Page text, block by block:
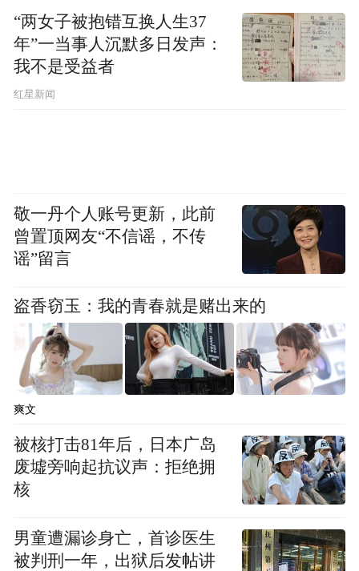
“两女子被抱错互换人生37
年”一当事人沉默多日发声：
我不是受益者
红星新闻
敬一丹个人账号更新，此前
曾置顶网友“不信谣，不传
谣”留言
盗香窃玉：我的青春就是赌出来的
爽文
被核打击81年后，日本广岛
废墟旁响起抗议声：拒绝拥
核
男童遭漏诊身亡，首诊医生
被判刑一年，出狱后发帖讲